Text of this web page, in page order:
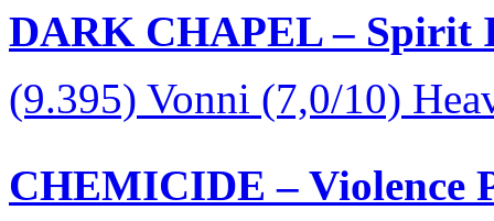
DARK CHAPEL – Spirit
(9.395) Vonni (7,0/10)
CHEMICIDE – Violence